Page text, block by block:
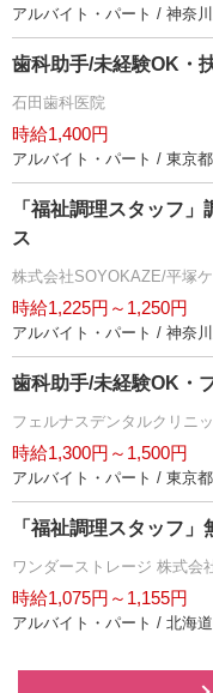
アルバイト・パート / 神奈
歯科助手/未経験OK・
石田歯科医院
時給1,400円
アルバイト・パート / 東京都
「福祉調理スタッフ
ス
株式会社SOYOKAZE/平塚
時給1,225円～1,250円
アルバイト・パート / 神奈
歯科助手/未経験OK・
フェルナスデンタルクリニ
時給1,300円～1,500円
アルバイト・パート / 東京都
「福祉調理スタッフ
ワンダーストレージ 株式会
時給1,075円～1,155円
アルバイト・パート / 北海道